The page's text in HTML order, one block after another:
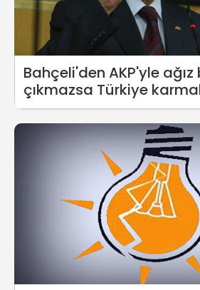
Bahçeli'den AKP'yle ağız
çıkmazsa Türkiye